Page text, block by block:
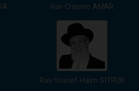
Rav Chlomo AMAR
Rav Yossef-Haïm SITRUK